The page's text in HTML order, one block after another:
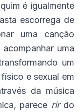
é igualmente
escorrega de
uma canção
uma
um
e sexual em
da música
parece rir do